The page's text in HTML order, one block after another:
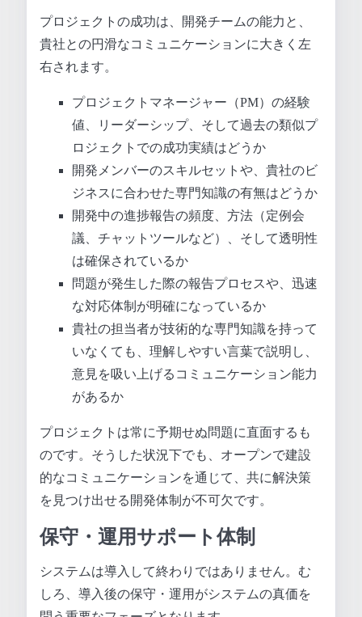
プロジェクトの成功は、開発チームの能力と、
貴社との円滑なコミュニケーションに大きく左
右されます。
プロジェクトマネージャー（PM）の経験
値、リーダーシップ、そして過去の類似プ
ロジェクトでの成功実績はどうか
開発メンバーのスキルセットや、貴社のビ
ジネスに合わせた専門知識の有無はどうか
開発中の進捗報告の頻度、方法（定例会
議、チャットツールなど）、そして透明性
は確保されているか
問題が発生した際の報告プロセスや、迅速
な対応体制が明確になっているか
貴社の担当者が技術的な専門知識を持って
いなくても、理解しやすい言葉で説明し、
意見を吸い上げるコミュニケーション能力
があるか
プロジェクトは常に予期せぬ問題に直面するも
のです。そうした状況下でも、オープンで建設
的なコミュニケーションを通じて、共に解決策
を見つけ出せる開発体制が不可欠です。
保守・運用サポート体制
システムは導入して終わりではありません。む
しろ、導入後の保守・運用がシステムの真価を